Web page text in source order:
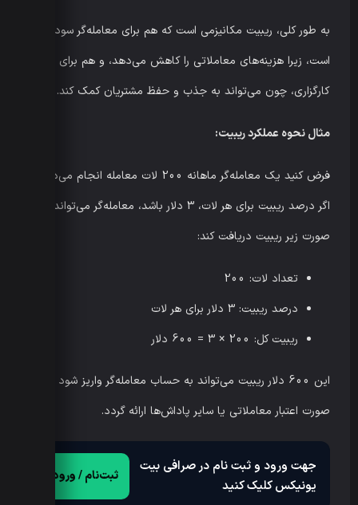
به طور کلی، ریبیت مکانیزمی است که هم برای معامله‌گر سودمند
است، زیرا هزینه‌های معاملاتی را کاهش می‌دهد، و هم برای
کارگزاری، چون می‌تواند به جذب و حفظ مشتریان کمک کند.
مثال نحوه عملکرد ریبیت:
فرض کنید یک معامله‌گر ماهانه 200 لات معامله انجام می‌دهد.
اگر درصد ریبیت برای هر لات، 3 دلار باشد، معامله‌گر می‌تواند به
صورت زیر ریبیت دریافت کند:
تعداد لات: 200
درصد ریبیت: 3 دلار برای هر لات
ریبیت کل: 200 × 3 = 600 دلار
این 600 دلار ریبیت می‌تواند به حساب معامله‌گر واریز شود یا به
صورت اعتبار معاملاتی یا سایر پاداش‌ها ارائه گردد.
جهت ورود و ثبت نام در صرافی بیت
یونیکس کلیک کنید
ثبت‌نام / ورود